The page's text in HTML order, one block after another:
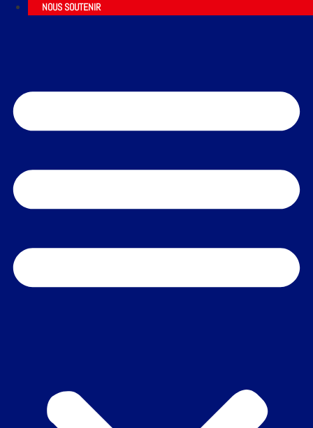
NOUS SOUTENIR